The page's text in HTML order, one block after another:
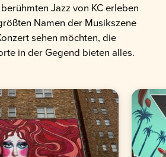
Jazz von KC erleben
Namen der Musikszene
sehen möchten, die
in der Gegend bieten alles.